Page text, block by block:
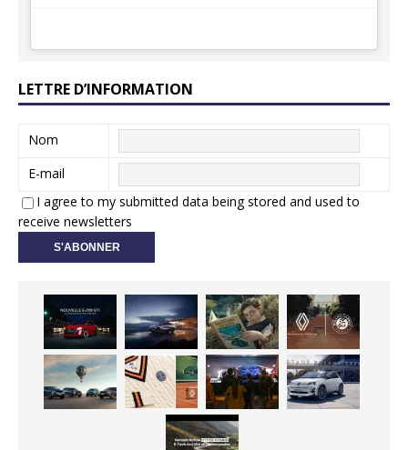
LETTRE D’INFORMATION
Nom
E-mail
I agree to my submitted data being stored and used to
receive newsletters